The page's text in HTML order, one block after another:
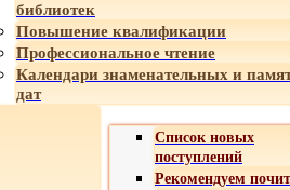
библиотек
Повышение квалификации
Профессиональное чтение
Календари знаменательных и
дат
Список новых
поступлений
Рекомендуем